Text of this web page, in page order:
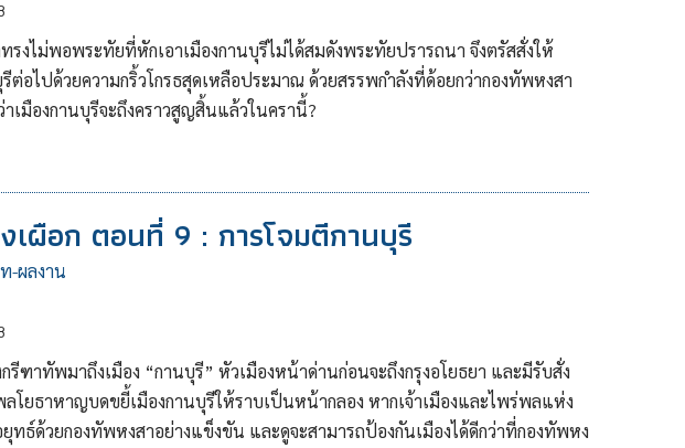
รงไม่พอพระทัยที่หักเอาเมืองกานบุรีไม่ได้สมดังพระทัยปรารถนา จึงตรัสสั่งให้
ต่อไปด้วยความกริ้วโกรธสุดเหลือประมาณ ด้วยสรรพกำลังที่ด้อยกว่ากองทัพหงสา
เมืองกานบุรีจะถึงคราวสูญสิ้นแล้วในครานี้?
งเผือก ตอนที่ 9 : การโจมตีกานบุรี
-ผลงาน
รีฑาทัพมาถึงเมือง “กานบุรี” หัวเมืองหน้าด่านก่อนจะถึงกรุงอโยธยา และมีรับสั่ง
โยธาหาญบดขยี้เมืองกานบุรีให้ราบเป็นหน้ากลอง หากเจ้าเมืองและไพร่พลแห่ง
ยุทธ์ด้วยกองทัพหงสาอย่างแข็งขัน และดูจะสามารถป้องกันเมืองได้ดีกว่าที่กองทัพหง